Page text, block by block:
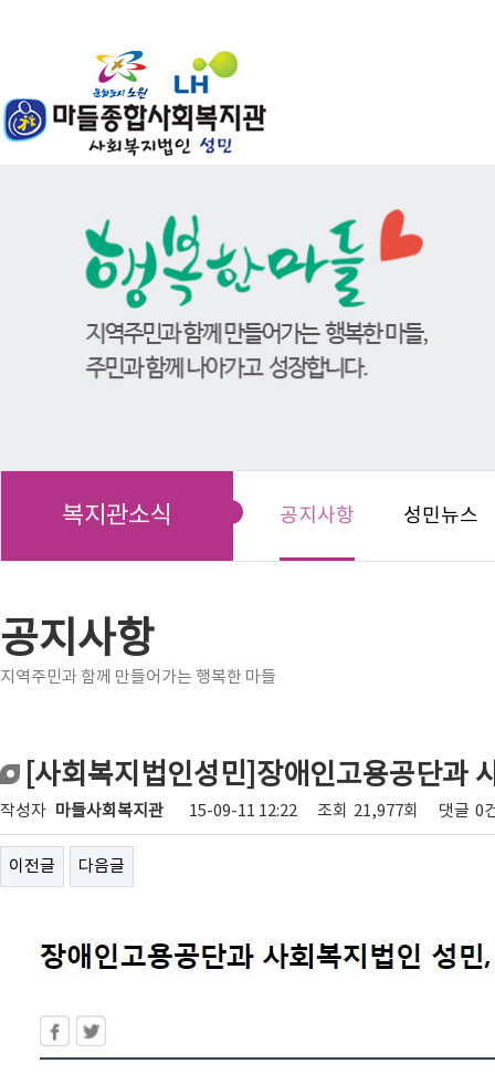
복지관소식 공지사항 성민뉴스
공지사항
지역주민과 함께 만들어가는 행복한 마들
[사회복지법인성민]장애인고용공단과
작성자 마들사회복지관 15-09-11 12:22 조회 21,977회 댓글 0
이전글 다음글